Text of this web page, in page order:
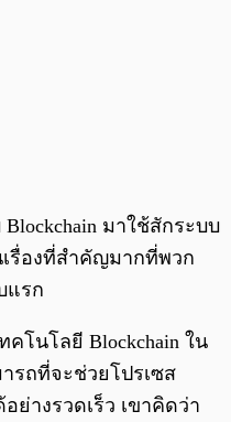
มาใช้สักระบบ
รื่องที่สำคัญมากที่พวก
แรก
คโนโลยี Blockchain ใน
รถที่จะช่วยโปรเซส
ย่างรวดเร็ว เขาคิดว่า